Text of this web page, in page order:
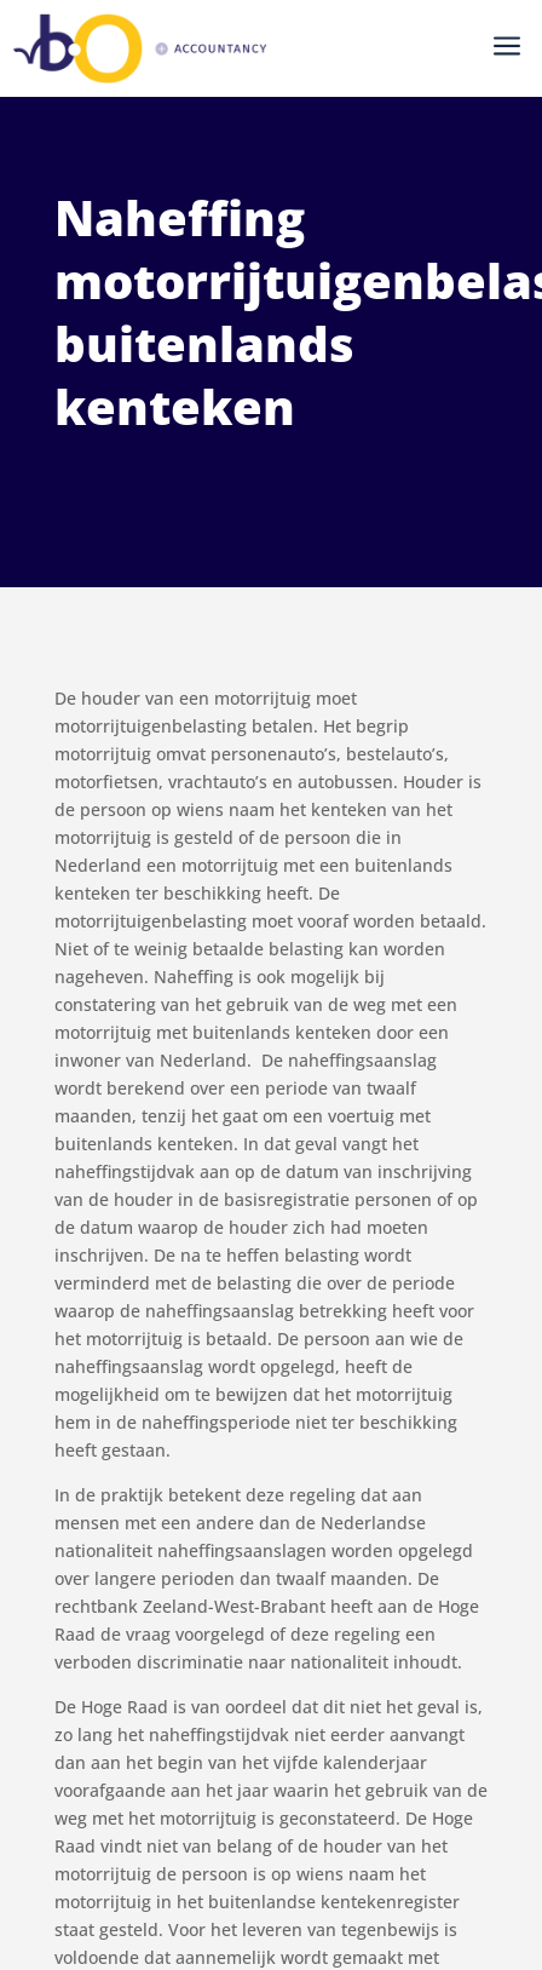
a
Naheffing
buitenlands
kenteken
De houder van een motorrijtuig moet
motorrijtuigenbelasting betalen. Het begrip
motorrijtuig omvat personenauto’s, bestelauto’s,
motorfietsen, vrachtauto’s en autobussen. Houder is
de persoon op wiens naam het kenteken van het
motorrijtuig is gesteld of de persoon die in
Nederland een motorrijtuig met een buitenlands
kenteken ter beschikking heeft. De
motorrijtuigenbelasting moet vooraf worden betaald.
Niet of te weinig betaalde belasting kan worden
nageheven. Naheffing is ook mogelijk bij
constatering van het gebruik van de weg met een
motorrijtuig met buitenlands kenteken door een
inwoner van Nederland. De naheffingsaanslag
wordt berekend over een periode van twaalf
maanden, tenzij het gaat om een voertuig met
buitenlands kenteken. In dat geval vangt het
naheffingstijdvak aan op de datum van inschrijving
van de houder in de basisregistratie personen of op
de datum waarop de houder zich had moeten
inschrijven. De na te heffen belasting wordt
verminderd met de belasting die over de periode
waarop de naheffingsaanslag betrekking heeft voor
het motorrijtuig is betaald. De persoon aan wie de
naheffingsaanslag wordt opgelegd, heeft de
mogelijkheid om te bewijzen dat het motorrijtuig
hem in de naheffingsperiode niet ter beschikking
heeft gestaan.
In de praktijk betekent deze regeling dat aan
mensen met een andere dan de Nederlandse
nationaliteit naheffingsaanslagen worden opgelegd
over langere perioden dan twaalf maanden. De
rechtbank Zeeland-West-Brabant heeft aan de Hoge
Raad de vraag voorgelegd of deze regeling een
verboden discriminatie naar nationaliteit inhoudt.
De Hoge Raad is van oordeel dat dit niet het geval is,
zo lang het naheffingstijdvak niet eerder aanvangt
dan aan het begin van het vijfde kalenderjaar
voorafgaande aan het jaar waarin het gebruik van de
weg met het motorrijtuig is geconstateerd. De Hoge
Raad vindt niet van belang of de houder van het
motorrijtuig de persoon is op wiens naam het
motorrijtuig in het buitenlandse kentekenregister
staat gesteld. Voor het leveren van tegenbewijs is
voldoende dat aannemelijk wordt gemaakt met